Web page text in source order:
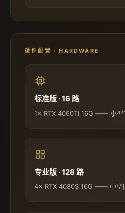
硬件配置 · HARDWARE
标准版 · 16 路
1× RTX 4060Ti 16G —— 小型
专业版 · 128 路
4× RTX 4080S 16G —— 中型